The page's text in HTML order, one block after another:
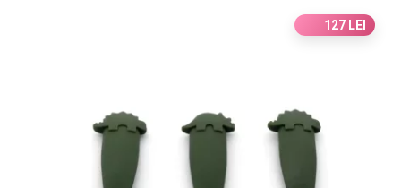
SCAUNE AUTO
SCOICI AUTO
127 LEI